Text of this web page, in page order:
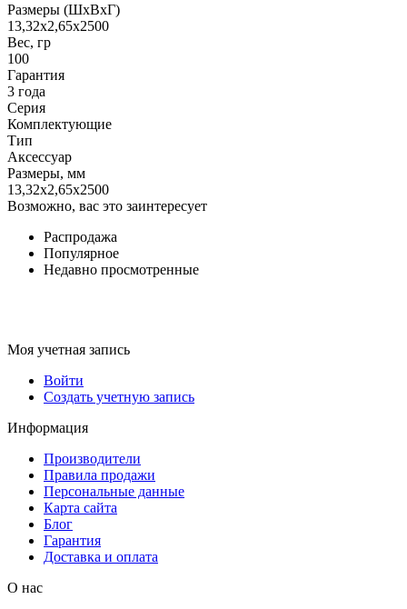
Размеры (ШxВxГ)
13,32х2,65х2500
Вес, гр
100
Гарантия
3 года
Серия
Комплектующие
Тип
Аксессуар
Размеры, мм
13,32х2,65х2500
Возможно, вас это заинтересует
Распродажа
Популярное
Недавно просмотренные
Моя учетная запись
Войти
Создать учетную запись
Информация
Производители
Правила продажи
Персональные данные
Карта сайта
Блог
Гарантия
Доставка и оплата
О нас